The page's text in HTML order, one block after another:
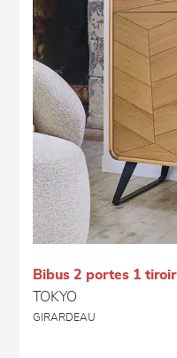
Bibus 2 portes 1 tiroir
TOKYO
GIRARDEAU